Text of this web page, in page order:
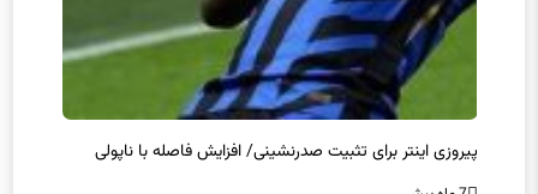
پیروزی اینتر برای تثبیت صدرنشینی/ افزایش فاصله با ناپولی